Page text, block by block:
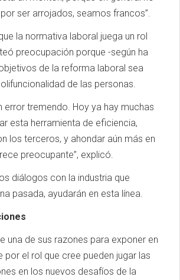
ser arrojados, seamos francos”.
la normativa laboral juega un rol
preocupación porque -según ha
de la reforma laboral sea
de las personas.
error tremendo. Hoy ya hay muchas
esta herramienta de eficiencia,
los terceros, y ahondar aún más en
preocupante”, explicó.
diálogos con la industria que
pasada, ayudarán en esta línea.
una de sus razones para exponer en
por el rol que cree pueden jugar las
en los nuevos desafíos de la